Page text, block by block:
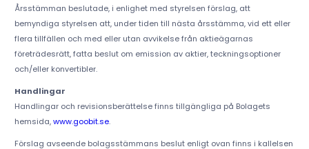
Årsstämman beslutade, i enlighet med styrelsen förslag, att
bemyndiga styrelsen att, under tiden till nästa årsstämma, vid ett eller
flera tillfällen och med eller utan avvikelse från aktieägarnas
företrädesrätt, fatta beslut om emission av aktier, teckningsoptioner
och/eller konvertibler.
Handlingar
Handlingar och revisionsberättelse finns tillgängliga på Bolagets
hemsida,www.goobit.se.
Förslag avseende bolagsstämmans beslut enligt ovan finns i kallelsen